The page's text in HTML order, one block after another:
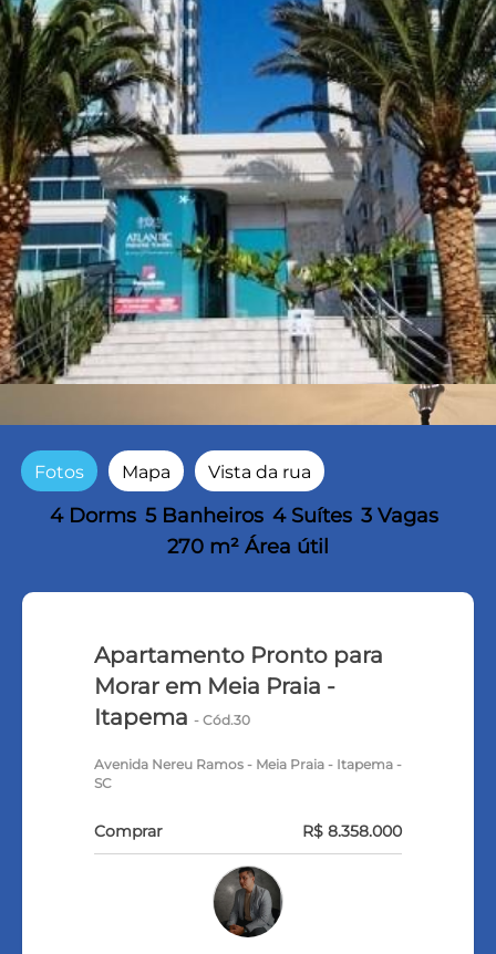
Fotos Mapa Vista da rua
4 Dorms 5 Banheiros 4 Suítes 3 Vagas
270 m² Área útil
Apartamento Pronto para
Morar em Meia Praia -
Itapema - Cód.30
Avenida Nereu Ramos - Meia Praia - Itapema -
SC
Comprar R$ 8.358.000